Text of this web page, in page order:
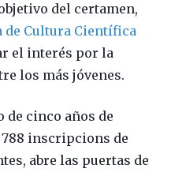
del certamen,
de Cultura Científica
el interés por la
los más jóvenes.
de cinco años de
788 inscripcions de
abre las puertas de